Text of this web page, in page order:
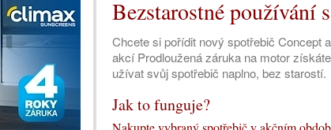
Bezstarostné používání
Chcete si pořídit nový spotřebič Concept
akcí Prodloužená záruka na motor
užívat svůj spotřebič naplno, bez starostí.
Jak to funguje?